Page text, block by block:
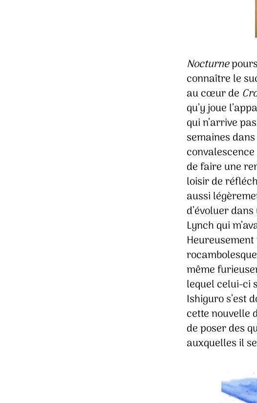
Nocturne
connaître le
au cœur de
qu’y joue
qui n’arrive
semaines
de faire une
loisir de
aussi
d’évoluer
Lynch qui
même
lequel celui-ci
Ishiguro s’est
cette nouvelle
de poser des
auxquelles il